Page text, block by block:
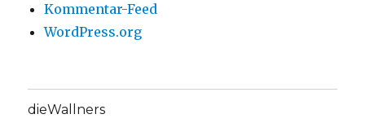
Kommentar-Feed
WordPress.org
dieWallners